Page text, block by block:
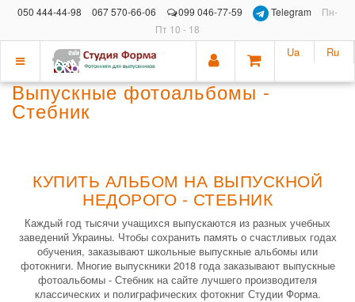
050 444-44-98 067 570-66-06 099 046-77-59 Telegram
Пн-
Пт 10 - 18
Показать
меню
Ua Ru
Выпускные фотоальбомы -
Стебник
КУПИТЬ АЛЬБОМ НА ВЫПУСКНОЙ
НЕДОРОГО - СТЕБНИК
Каждый год тысячи учащихся выпускаются из разных учебных
заведений Украины. Чтобы сохранить память о счастливых годах
обучения, заказывают школьные выпускные альбомы или
фотокниги. Многие выпускники 2018 года заказывают выпускные
фотоальбомы - Стебник на сайте лучшего производителя
классических и полиграфических фотокниг Студии Форма.